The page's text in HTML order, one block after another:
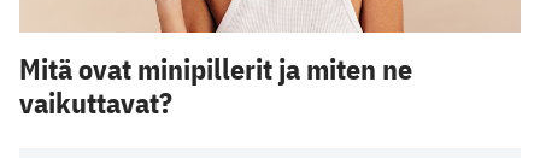
Mitä ovat minipillerit ja miten ne
vaikuttavat?